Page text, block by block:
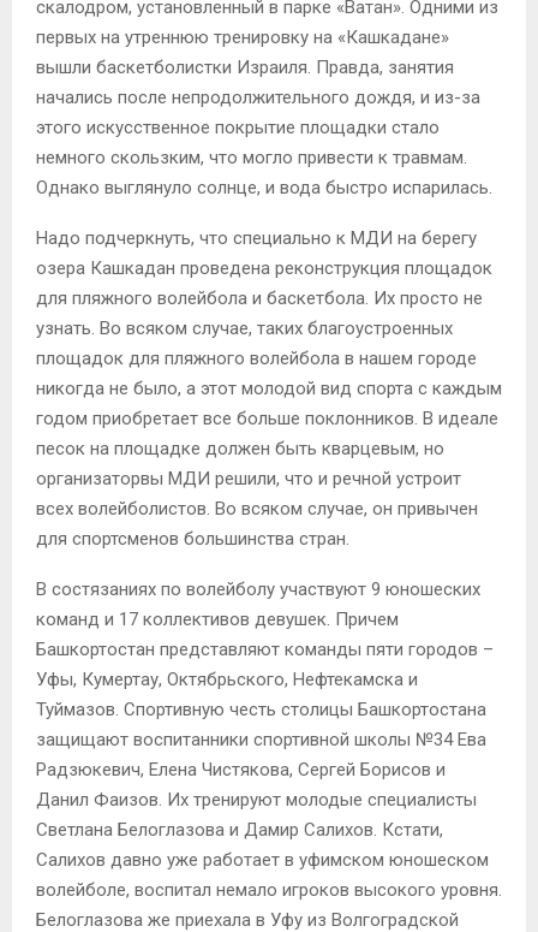
скалодром, установленный в парке «Ватан». Одними из
первых на утреннюю тренировку на «Кашкадане»
вышли баскетболистки Израиля. Правда, занятия
начались после непродолжительного дождя, и из-за
этого искусственное покрытие площадки стало
немного скользким, что могло привести к травмам.
Однако выглянуло солнце, и вода быстро испарилась.
Надо подчеркнуть, что специально к МДИ на берегу
озера Кашкадан проведена реконструкция площадок
для пляжного волейбола и баскетбола. Их просто не
узнать. Во всяком случае, таких благоустроенных
площадок для пляжного волейбола в нашем городе
никогда не было, а этот молодой вид спорта с каждым
годом приобретает все больше поклонников. В идеале
песок на площадке должен быть кварцевым, но
организаторвы МДИ решили, что и речной устроит
всех волейболистов. Во всяком случае, он привычен
для спортсменов большинства стран.
В состязаниях по волейболу участвуют 9 юношеских
команд и 17 коллективов девушек. Причем
Башкортостан представляют команды пяти городов –
Уфы, Кумертау, Октябрьского, Нефтекамска и
Туймазов. Спортивную честь столицы Башкортостана
защищают воспитанники спортивной школы №34 Ева
Радзюкевич, Елена Чистякова, Сергей Борисов и
Данил Фаизов. Их тренируют молодые специалисты
Светлана Белоглазова и Дамир Салихов. Кстати,
Салихов давно уже работает в уфимском юношеском
волейболе, воспитал немало игроков высокого уровня.
Белоглазова же приехала в Уфу из Волгоградской